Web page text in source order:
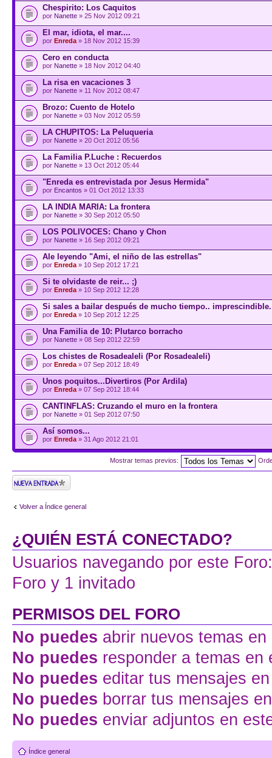
Chespirito: Los Caquitos
por Nanette » 25 Nov 2012 09:21
El mar, idiota, el mar....
por Enreda » 18 Nov 2012 15:39
Cero en conducta
por Nanette » 18 Nov 2012 04:40
La risa en vacaciones 3
por Nanette » 11 Nov 2012 08:47
Brozo: Cuento de Hotelo
por Nanette » 03 Nov 2012 05:59
LA CHUPITOS: La Peluqueria
por Nanette » 20 Oct 2012 05:56
La Familia P.Luche : Recuerdos
por Nanette » 13 Oct 2012 05:44
"Enreda es entrevistada por Jesus Hermida"
por Encantos » 01 Oct 2012 13:33
LA INDIA MARIA: La frontera
por Nanette » 30 Sep 2012 05:50
LOS POLIVOCES: Chano y Chon
por Nanette » 16 Sep 2012 09:21
Ale leyendo "Ami, el niño de las estrellas"
por Enreda » 10 Sep 2012 17:21
Si te olvidaste de reir... ;)
por Enreda » 10 Sep 2012 12:28
Si sales a bailar después de mucho tiempo.. imprescindible.
por Enreda » 10 Sep 2012 12:25
Una Familia de 10: Plutarco borracho
por Nanette » 08 Sep 2012 22:59
Los chistes de Rosadealeli (Por Rosadealeli)
por Enreda » 07 Sep 2012 18:49
Unos poquitos...Divertiros (Por Ardila)
por Enreda » 07 Sep 2012 18:44
CANTINFLAS: Cruzando el muro en la frontera
por Nanette » 01 Sep 2012 07:50
Así somos...
por Enreda » 31 Ago 2012 21:01
Mostrar temas previos:
Publicar un nuevo
tema
Volver a Índice general
¿QUIÉN ESTÁ CONECTADO?
Usuarios navegando por este
Foro y 1 invitado
PERMISOS DEL FORO
No puedes abrir nuevos temas
No puedes responder a temas en
No puedes editar tus mensajes
No puedes borrar tus mensajes
No puedes enviar adjuntos en
Índice general